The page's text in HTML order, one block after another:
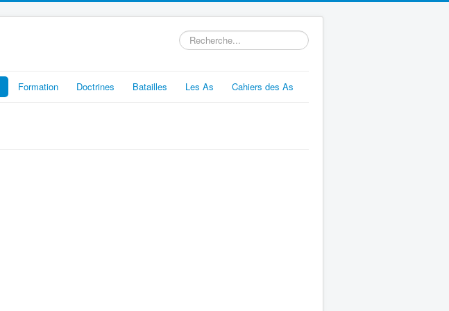
Rechercher
Formation Doctrines Batailles Les As Cahiers des As